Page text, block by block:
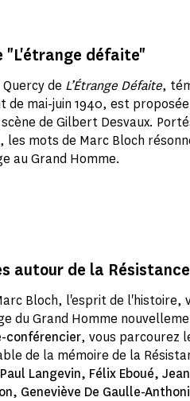
"L'étrange défaite"
de L’Étrange Défaite,
de mai-juin 1940, est
de Gilbert Desvaux.
les mots de Marc Bloch
au Grand Homme.
autour de la Résistance
Bloch, l'esprit de l'histoire,
du Grand Homme
conférencier, vous parcourez
de la mémoire de la
Paul Langevin, Félix Eboué,
Geneviève De Gaulle-